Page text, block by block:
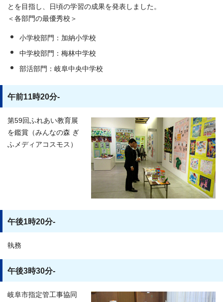
とを目指し、日頃の学習の成果を発表しました。
＜各部門の最優秀校＞
小学校部門：加納小学校
中学校部門：梅林中学校
部活部門：岐阜中央中学校
午前11時20分-
第59回ふれあい教育展
を鑑賞（みんなの森 ぎ
ふメディアコスモス）
午後1時20分-
執務
午後3時30分-
岐阜市指定管工事協同